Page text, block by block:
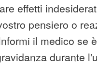
effetti
pensiero o
il medico se
durante